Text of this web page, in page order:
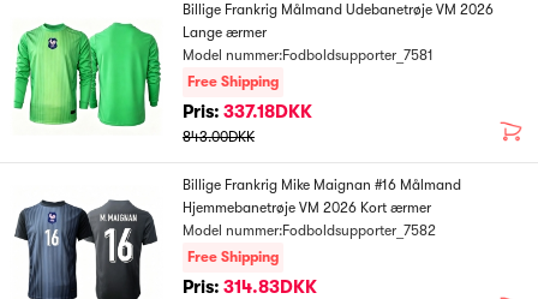
Billige Frankrig Målmand Udebanetrøje VM 2026
Lange ærmer
Model nummer:Fodboldsupporter_7581
Free Shipping
Pris: 337.18DKK
843.00DKK
Billige Frankrig Mike Maignan #16 Målmand
Hjemmebanetrøje VM 2026 Kort ærmer
Model nummer:Fodboldsupporter_7582
Free Shipping
Pris: 314.83DKK